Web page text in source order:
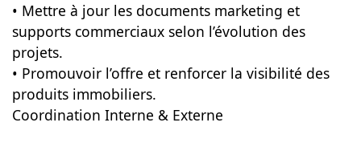
• Mettre à jour les documents marketing et
supports commerciaux selon l’évolution des
projets.
• Promouvoir l’offre et renforcer la visibilité des
produits immobiliers.
Coordination Interne & Externe